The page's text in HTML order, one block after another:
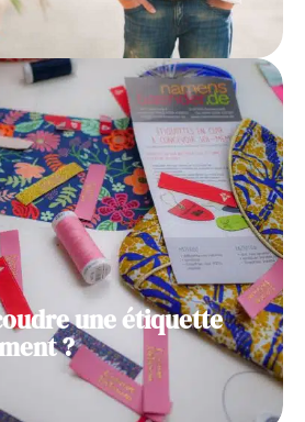
une étiquette
?